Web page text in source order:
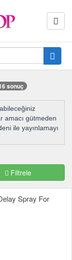
sonuç
amacı gütmeden
ile yayınlamayı
Filtrele
Spray For